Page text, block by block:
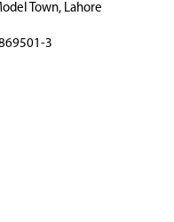
Town, Lahore
3